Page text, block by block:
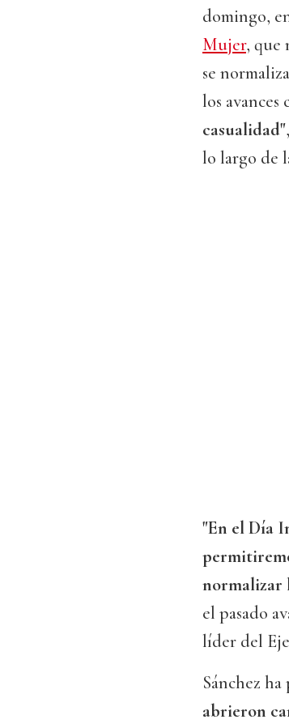
domingo,
Mujer, que
se
los
casualidad"
lo largo de
"En el Día
normalizar
el pasado
líder del
Sánchez
abrieron